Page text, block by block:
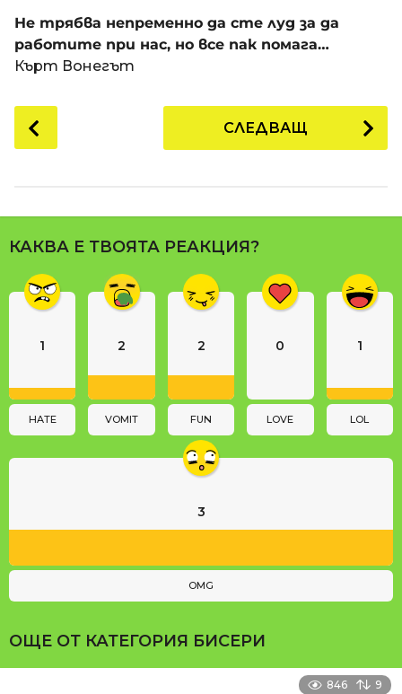
п
р
е
и
8
д
н
и
t
i
Не трябва непременно да сте луд за да
работите при нас, но все пак помага…
Кърт Вонегът
o
P
a
g
n
o
СЛЕДВАЩ
КАКВА Е ТВОЯТА РЕАКЦИЯ?
1
HATE
2
VOMIT
2
FUN
0
LOVE
1
LOL
3
OMG
ОЩЕ ОТ КАТЕГОРИЯ БИСЕРИ
846 9